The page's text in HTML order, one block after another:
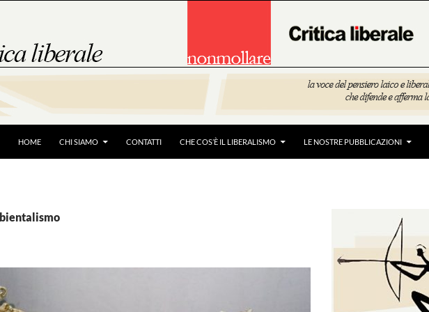
HOME CHI SIAMO CONTATTI CHE COS’È IL LIBERALISMO LE NOSTRE PUBBLICAZIONI